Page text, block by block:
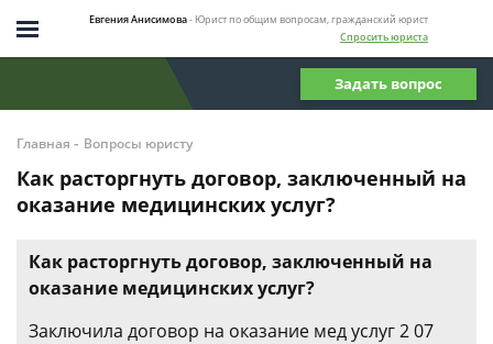
Евгения Анисимова- Юрист по общим вопросам, гражданский юрист
Спросить юриста
Задать вопрос
Главная - Вопросы юристу
Как расторгнуть договор, заключенный на
оказание медицинских услуг?
Как расторгнуть договор, заключенный на
оказание медицинских услуг?
Заключила договор на оказание мед услуг 2 07